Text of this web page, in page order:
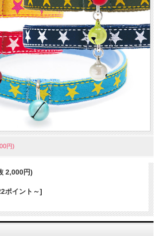
ります。毛と肌を痛めない肌当たりの柔らかな素材を使
寧な縫製で丈夫に作られています。バックルは負荷がか
す。
ザインと配色がとってもオシャレな首輪です。
円)
2,000円)
ポイント～]